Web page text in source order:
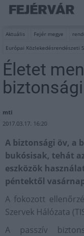
Aktuális Fejér megye
Európai Közlekedésrendészeti
Életet
mti
2017.03.17. 16:20
A biztonsági öv, a
bukósisak, tehát
eszközök
péntektől
A fokozott
Szervek Hálózata
A passzív